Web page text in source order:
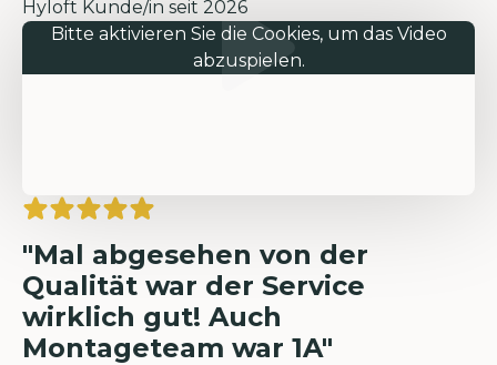
Hyloft Kunde/in seit 2026
Bitte aktivieren Sie die Cookies, um das Video
abzuspielen.
"Mal abgesehen von der
Qualität war der Service
wirklich gut! Auch
Montageteam war 1A"